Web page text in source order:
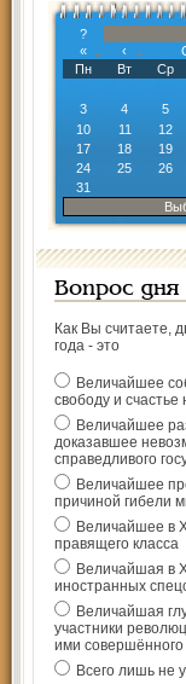
?
«
‹
Пн
Вт Ср
3
4 5
10
11 12
17
18 19
24
25 26
31
Вопрос дня
Как Вы считаете,
года - это
Величайшее
свободу и
Величайшее
доказавшее
справедливого
Величайшее
причиной гибели
Величайшее в
правящего класса
Величайшая в
иностранных
Величайшая
участники
ими совершённого
Всего лишь не